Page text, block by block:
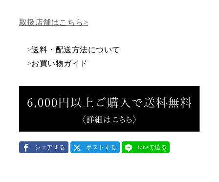
取扱店舗はこちら
>送料・配送方法について
>お買い物ガイド
シェアする ポストする Lineで送る